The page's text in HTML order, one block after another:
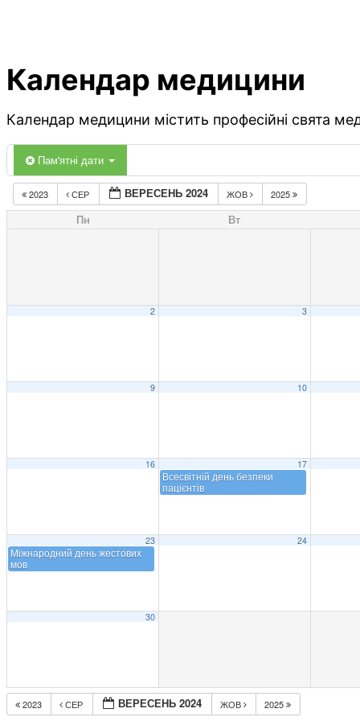
Календар медицини
Календар медицини містить професійні свята
Пам'ятні дати
2023 СЕР ВЕРЕСЕНЬ 2024 ЖОВ 2025
Пн Вт
2 3
9 10
16 17
Всесвітній день безпеки
пацієнтів
23
Міжнародний день жестових
мов
24
30
2023 СЕР ВЕРЕСЕНЬ 2024 ЖОВ 2025